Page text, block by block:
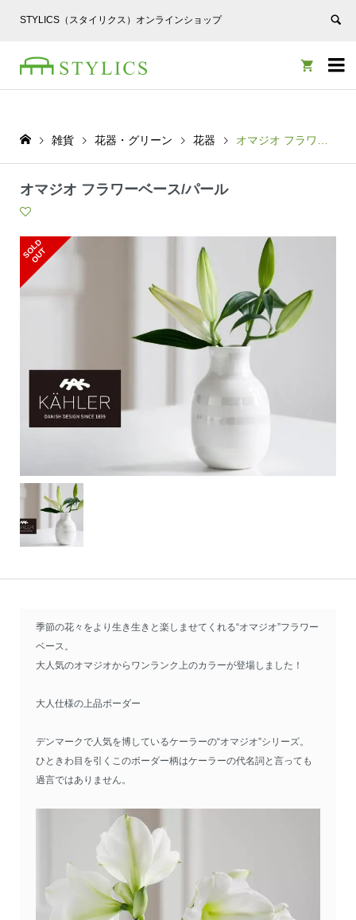
STYLICS（スタイリクス）オンラインショップ


雑貨 花器・グリーン 花器 オマジオ フラワーベース/パール
オマジオ フラワーベース/パール
S
O
L
D
O
U
T
季節の花々をより生き生きと楽しませてくれる“オマジオ”フラワー
ベース。
大人気のオマジオからワンランク上のカラーが登場しました！
大人仕様の上品ボーダー
デンマークで人気を博しているケーラーの“オマジオ”シリーズ。
ひときわ目を引くこのボーダー柄はケーラーの代名詞と言っても
過言ではありません。